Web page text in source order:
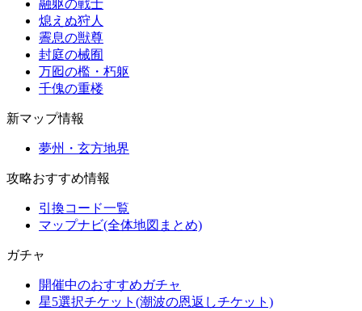
融躯の戦士
熄えぬ狩人
霽息の獣尊
封庭の械囿
万囮の檻・朽躯
千傀の重楼
新マップ情報
夢州・玄方地界
攻略おすすめ情報
引換コード一覧
マップナビ(全体地図まとめ)
ガチャ
開催中のおすすめガチャ
星5選択チケット(潮波の恩返しチケット)